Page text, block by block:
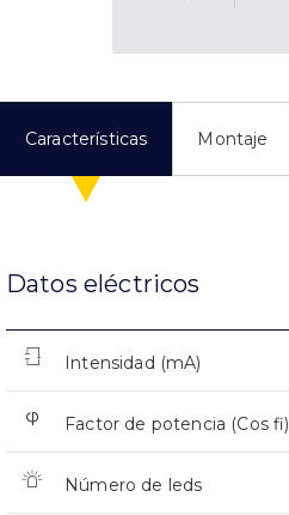
Características Montaje
Datos eléctricos
Intensidad (mA)
Factor de potencia (Cos fi)
Número de leds